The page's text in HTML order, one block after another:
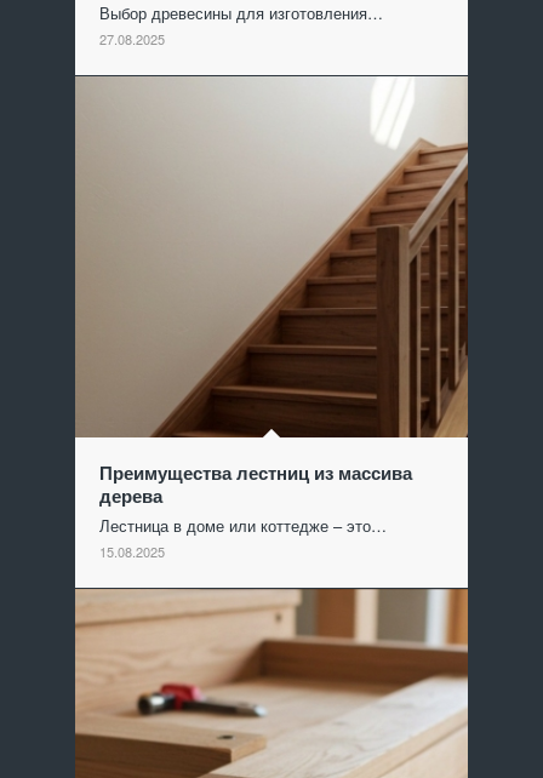
Выбор древесины для изготовления…
27.08.2025
Преимущества лестниц из массива
дерева
Лестница в доме или коттедже – это…
15.08.2025